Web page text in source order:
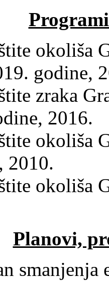
okoliša
godine,
zraka
2016.
okoliša
2010.
okoliša
Planovi,
smanjenja